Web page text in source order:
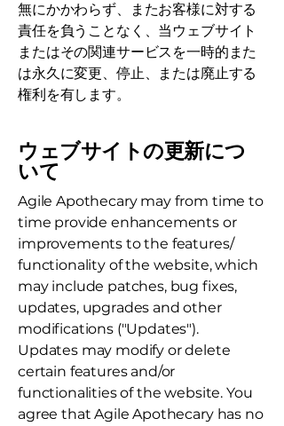
無にかかわらず、またお客様に対する
責任を負うことなく、当ウェブサイト
またはその関連サービスを一時的また
は永久に変更、停止、または廃止する
権利を有します。
ウェブサイトの更新につ
いて
Agile Apothecary may from time to
time provide enhancements or
improvements to the features/
functionality of the website, which
may include patches, bug fixes,
updates, upgrades and other
modifications ("Updates").
Updates may modify or delete
certain features and/or
functionalities of the website. You
agree that Agile Apothecary has no